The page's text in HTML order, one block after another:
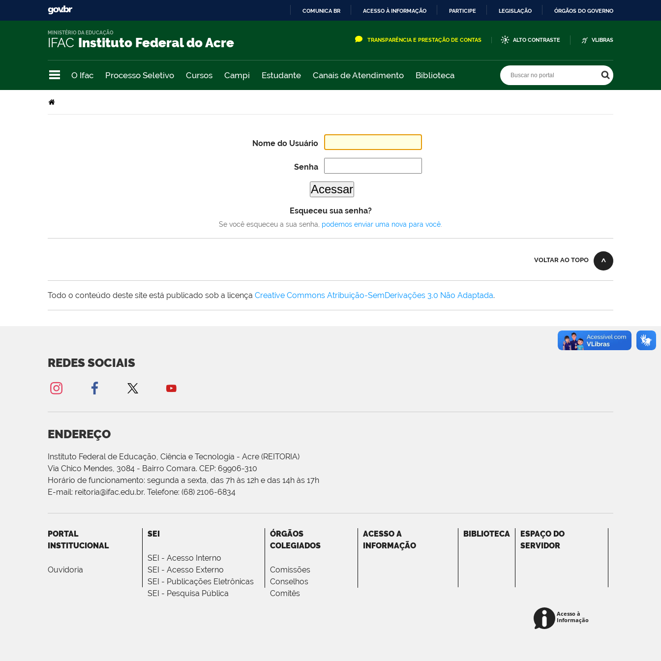
COMUNICA BR ACESSO À INFORMAÇÃO PARTICIPE LEGISLAÇÃO ÓRGÃOS DO GOVERNO
IFAC Instituto Federal do Acre
MINISTÉRIO DA EDUCAÇÃO
TRANSPARÊNCIA E PRESTAÇÃO DE CONTAS ALTO CONTRASTE VLIBRAS
O Ifac Processo Seletivo Cursos Campi Estudante Canais de Atendimento Biblioteca
Nome do Usuário
Senha
Esqueceu sua senha?
Se você esqueceu a sua senha, podemos enviar uma nova para você
VOLTAR AO TOPO
Todo o conteúdo deste site está publicado sob a licença Creative Commons Atribuição-SemDerivações 3.0 Não Adaptada.
REDES SOCIAIS
ENDEREÇO
Instituto Federal de Educação, Ciência e Tecnologia - Acre (REITORIA)
Via Chico Mendes, 3084 - Bairro Comara. CEP: 69906-310
Horário de funcionamento: segunda a sexta, das 7h às 12h e das 14h às 17h
E-mail: reitoria@ifac.edu.br. Telefone: (68) 2106-6834
PORTAL
INSTITUCIONAL
Ouvidoria
SEI
SEI - Acesso Interno
SEI - Acesso Externo
SEI - Publicações Eletrônicas
SEI - Pesquisa Pública
ÓRGÃOS
COLEGIADOS
Comissões
Conselhos
Comitês
ACESSO A
INFORMAÇÃO
BIBLIOTECA
ESPAÇO DO
SERVIDOR